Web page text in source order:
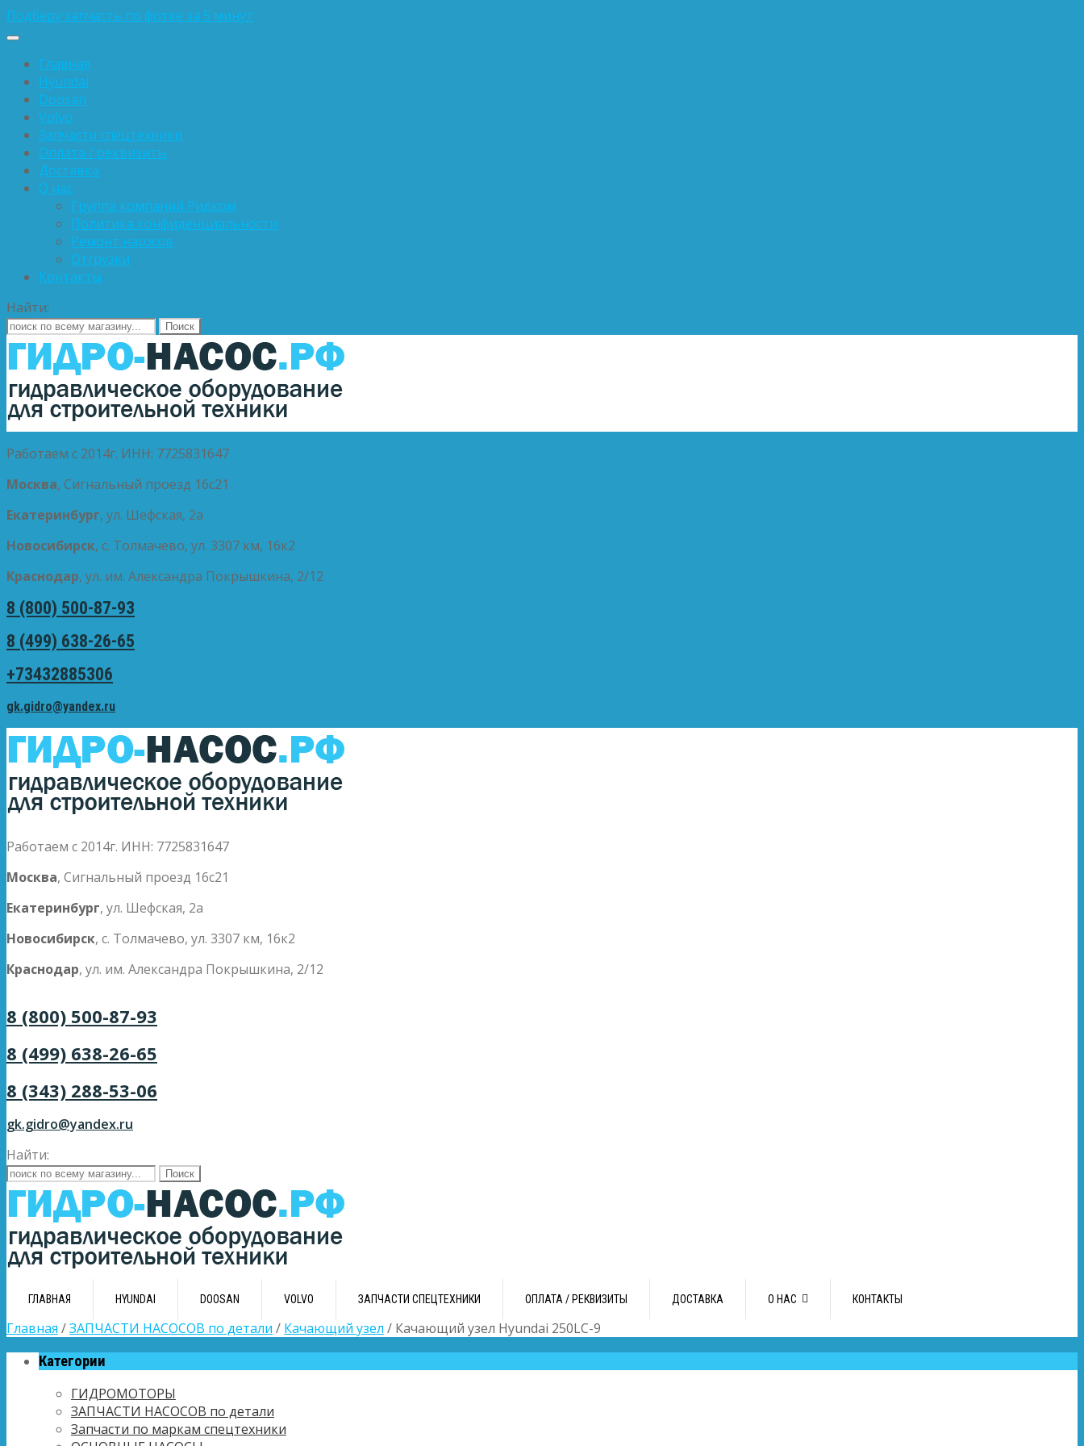
Подберу запчасть по фотке за 5 минут
Главная
Hyundai
Doosan
Volvo
Запчасти спецтехники
Оплата / реквизиты
Доставка
О нас
Группа компаний Ридком
Политика конфиденциальности
Ремонт насосов
Отгрузки
Контакты
Найти:
Работаем с 2014г. ИНН: 7725831647
Москва, Сигнальный проезд 16с21
Екатеринбург, ул. Шефская, 2а
Новосибирск, с. Толмачево, ул. 3307 км, 16к2
Краснодар, ул. им. Александра Покрышкина, 2/12
8 (800) 500-87-93
8 (499) 638-26-65
+73432885306
gk.gidro@yandex.ru
Работаем с 2014г. ИНН: 7725831647
Москва, Сигнальный проезд 16с21
Екатеринбург, ул. Шефская, 2а
Новосибирск, с. Толмачево, ул. 3307 км, 16к2
Краснодар, ул. им. Александра Покрышкина, 2/12
8 (800) 500-87-93
8 (499) 638-26-65
8 (343) 288-53-06
gk.gidro@yandex.ru
Найти:
ГЛАВНАЯ HYUNDAI DOOSAN VOLVO ЗАПЧАСТИ СПЕЦТЕХНИКИ ОПЛАТА / РЕКВИЗИТЫ ДОСТАВКА О НАС КОНТАКТЫ
Главная /ЗАПЧАСТИ НАСОСОВ по детали / Качающий узел / Качающий узел Hyundai 250LC-9
Категории
ГИДРОМОТОРЫ
ЗАПЧАСТИ НАСОСОВ по детали
Запчасти по маркам спецтехники